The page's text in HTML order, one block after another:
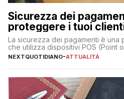
Sicurezza dei
proteggere i tuoi
La sicurezza dei pagamenti è una
che utilizza dispositivi POS (Point
NEXTQUOTIDIANO-ATTUALITÀ